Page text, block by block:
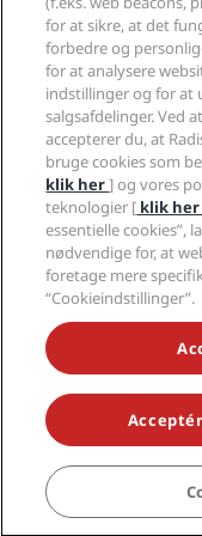
Familievenlige
Sundhed og
Karriere i RHG
Karriere i PPHE
Karrierer EHL
The Club by RHG
Udviklingsmuligheder
Ansvarlig virksomhed
Indkøb
Fortrolighedscenter
Juridiske oplysninger
Radisson Rewards
Aftale vedrørende
Digital
Erklæring om
Hjælp
Advarsler til
Kontakt
Ofte stillede
Sitemap
Sociale medier
Radisson Hotels-
GÅ ALDRIG GLIP AF
© 2026 Radisson Hotel
Radisson Hotel Group,
Collection, Radisson
Suites, Prize by
varemærker tilhørende
for at sikre, at det
forbedre og
for at analysere
indstillinger og for at
salgsafdelinger. Ved
accepterer du, at
bruge cookies som
klik her] og vores
teknologier [ klik
essentielle cookies”,
nødvendige for, at
foretage mere
“Cookieindstillinger”.